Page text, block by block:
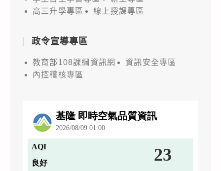
高三升學專區
線上授課專區
政令宣導專區
教育部108課綱資訊網
資訊安全專區
內控稽核專區